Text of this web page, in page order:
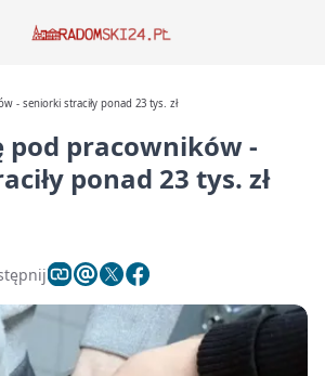
- seniorki straciły ponad 23 tys. zł
pod pracowników -
ponad 23 tys. zł